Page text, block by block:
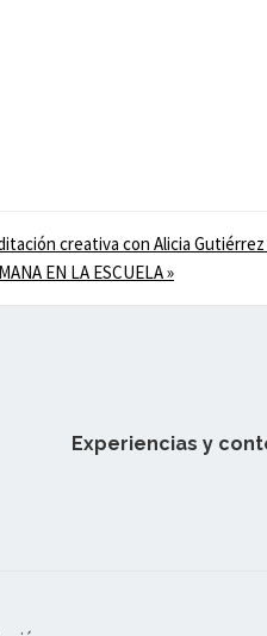
creativa con Alicia
EN LA ESCUELA»
Experiencias y